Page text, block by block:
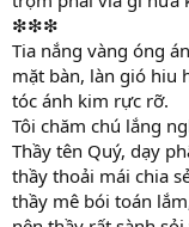
❇❇❇
Tia nắng vàng óng
mặt bàn, làn gió hiu
tóc ánh kim rực rỡ.
Tôi chăm chú lắng
Thầy tên Quý, dạy
thầy thoải mái chia
thầy mê bói toán